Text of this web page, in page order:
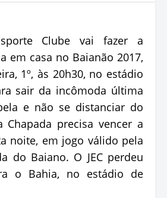
Clube vai fazer a
em casa no Baianão 2017,
1º, às 20h30, no estádio
sair da incômoda última
e não se distanciar do
Chapada precisa vencer a
noite, em jogo válido pela
do Baiano. O JEC perdeu
o Bahia, no estádio de